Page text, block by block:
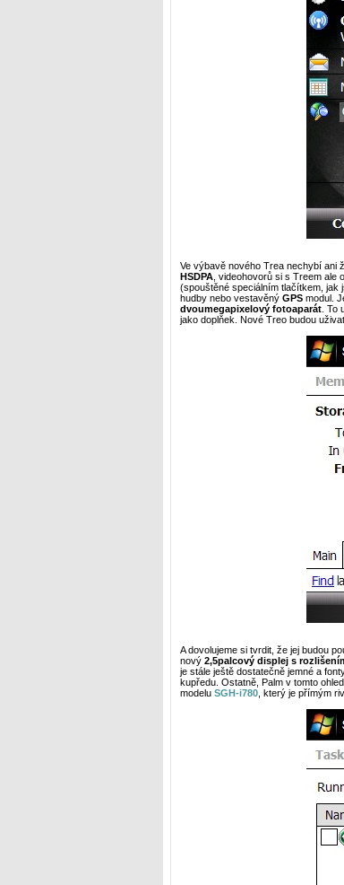
Ve výbavě nového Trea nechybí ani
HSDPA, videohovorů si s Treem ale
(spouštěné speciálním tlačítkem, jak
hudby nebo vestavěný GPSmodul.
dvoumegapixelový fotoaparát. To
jako doplňek. Nové Treo budou
A dovolujeme si tvrdit, že jej budou
nový 2,5palcový displej s
je stále ještě dostatečně jemné a
kupředu. Ostatně, Palm v tomto
modelu SGH-i780, který je přímým